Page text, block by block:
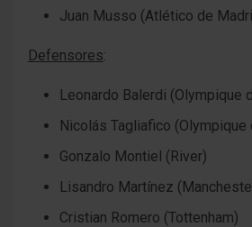
Juan Musso (Atlético de
Defensores:
Leonardo Balerdi (Olympique
Nicolás Tagliafico (Olympique
Gonzalo Montiel (River)
Lisandro Martínez
Cristian Romero (Tottenham)